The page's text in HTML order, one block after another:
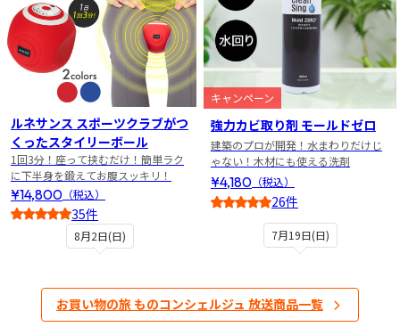
8月2日(日)
ルネサンス スポーツクラブがつ
くったスタイリーボール
1回3分！座って挟むだけ！簡単ラク
に下半身を鍛えてお腹スッキリ！
¥14,800 （税込）
35件
7月19日(日)
キャンペーン
強力カビ取り剤 モールドゼロ
建築のプロが開発！水まわりだけじ
ゃない！木材にも使える洗剤
¥4,180 （税込）
26件
お買い物の旅 ものコンシェルジュ 放送商品一覧